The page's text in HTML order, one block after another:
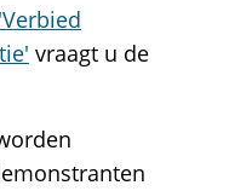
'Verbied
vraagt u de